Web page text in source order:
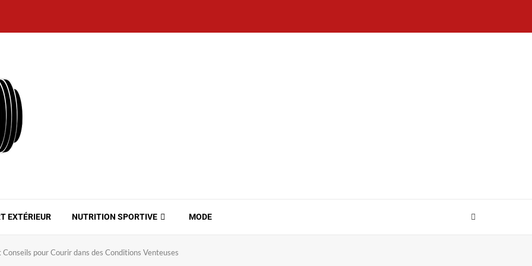
EXTÉRIEUR NUTRITION SPORTIVE MODE
pour Courir dans des Conditions Venteuses